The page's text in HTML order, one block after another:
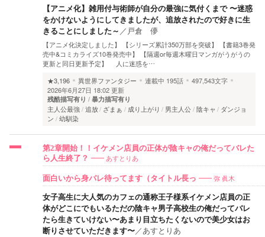
【アニメ化】雑用付与術師が自分の最強に気付くまで 〜迷惑
をかけないようにしてきましたが、追放されたので好きに生
きることにしました～ ／ 戸倉 儚
【アニメ化決定しました】 【シリーズ累計350万部を突破】 【書籍3巻発
売中&コミカライズ10巻発売中】 【隔週or毎週木曜日マンガがうがうの
更新と同日更新予定】 人に迷惑を…
★3,196
異世界ファンタジー 連載中 195話
497,543文字
2026年6月27日 18:02 更新
残酷描写有り 暴力描写有り
主人公最強 追放 ざまぁ 成り上がり 男主人公 陰キャ
ダンジョ
ン
幼馴染
第2章開始！！イケメン店員の正体が陰キャの俺だってバレた
ら人生終了？
あすとりあ
面白いから身バレ待ってます（タイトル長っ 弥 眞木
女子高生に大人気のカフェの通称王子様系イケメン店員の正
体がどこにでもいるただの陰キャ男子高校生の俺だってバレ
たら生きていけない〜あまり目立ちたくないので美少女はお
断りさせていただきます〜／あすとりあ